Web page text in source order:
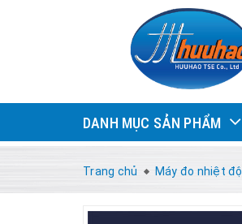
DANH MỤC SẢN PHẨM
Trang chủ Máy đo nhiệt độ